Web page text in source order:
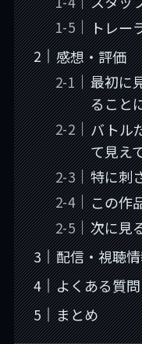
トレー
感想・評価
最初に
ること
バトル
て見え
特に刺
この作
次に見
配信・視聴
よくある質問
まとめ